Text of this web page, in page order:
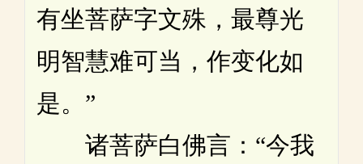
有坐菩萨字文殊，最尊光
明智慧难可当，作变化如
是。”
诸菩萨白佛言：“今我